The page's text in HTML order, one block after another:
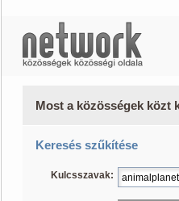
Most a közösségek közt
Keresés szűkítése
Kulcsszavak: